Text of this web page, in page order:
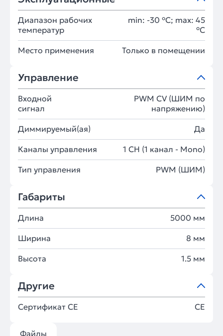
Диапазон рабочих
температур
min: -30 °C; max: 45
°C
Место применения Только в помещении
Управление
Входной
сигнал
PWM СV (ШИМ по
напряжению)
Диммируемый(ая) Да
Каналы управления 1 CH (1 канал - Mono)
Тип управления PWM (ШИМ)
Габариты
Длина 5000 мм
Ширина 8 мм
Высота 1.5 мм
Другие
Сертификат CE CE
Файлы